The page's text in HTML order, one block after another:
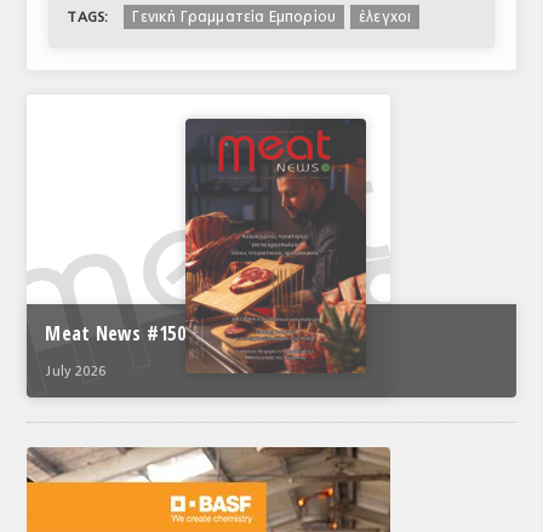
TAGS: Γενική Γραμματεία Εμπορίου έλεγχοι
Meat News #150
July 2026